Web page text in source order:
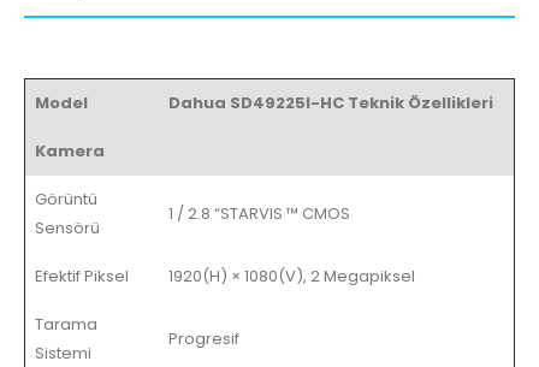
Model Dahua SD49225I-HC Teknik Özellikleri
Kamera
Görüntü
Sensörü
1 / 2.8 “STARVIS ™ CMOS
Efektif Piksel 1920(H) × 1080(V), 2 Megapiksel
Tarama
Sistemi
Progresif